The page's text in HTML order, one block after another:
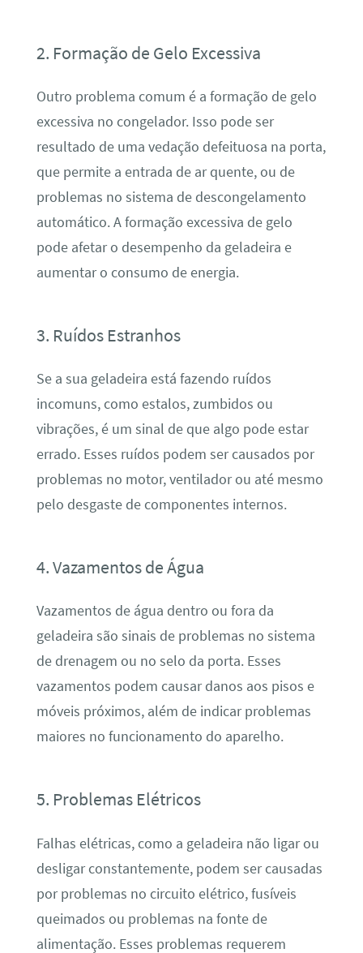
2. Formação de Gelo Excessiva
Outro problema comum é a formação de gelo
excessiva no congelador. Isso pode ser
resultado de uma vedação defeituosa na porta,
que permite a entrada de ar quente, ou de
problemas no sistema de descongelamento
automático. A formação excessiva de gelo
pode afetar o desempenho da geladeira e
aumentar o consumo de energia.
3. Ruídos Estranhos
Se a sua geladeira está fazendo ruídos
incomuns, como estalos, zumbidos ou
vibrações, é um sinal de que algo pode estar
errado. Esses ruídos podem ser causados por
problemas no motor, ventilador ou até mesmo
pelo desgaste de componentes internos.
4. Vazamentos de Água
Vazamentos de água dentro ou fora da
geladeira são sinais de problemas no sistema
de drenagem ou no selo da porta. Esses
vazamentos podem causar danos aos pisos e
móveis próximos, além de indicar problemas
maiores no funcionamento do aparelho.
5. Problemas Elétricos
Falhas elétricas, como a geladeira não ligar ou
desligar constantemente, podem ser causadas
por problemas no circuito elétrico, fusíveis
queimados ou problemas na fonte de
alimentação. Esses problemas requerem